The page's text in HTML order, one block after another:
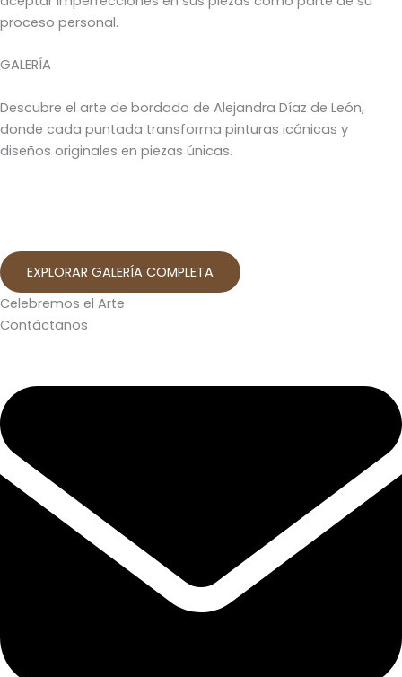
proceso personal.
GALERÍA
Descubre el arte de bordado de Alejandra Díaz de León,
donde cada puntada transforma pinturas icónicas y
diseños originales en piezas únicas.
EXPLORAR GALERÍA COMPLETA
Celebremos el Arte
Contáctanos